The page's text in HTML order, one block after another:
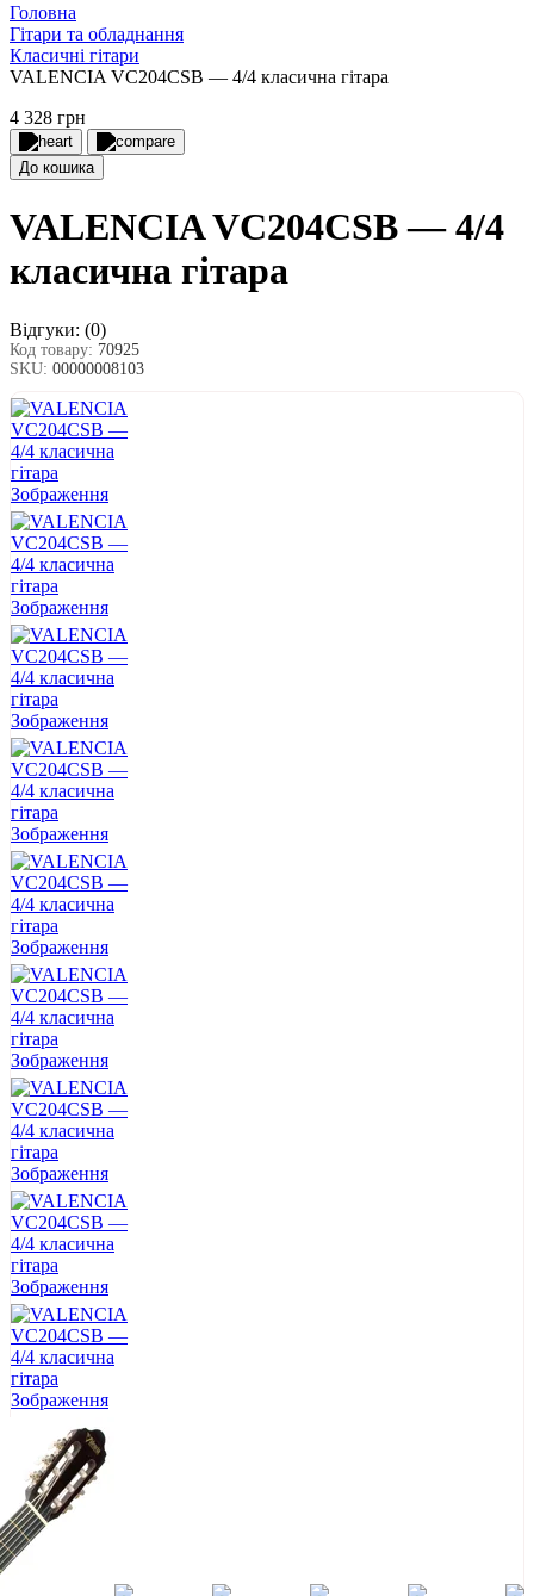
Головна
Гітари та обладнання
Класичні гітари
VALENCIA VC204CSB — 4/4 класична гітара
4 328 грн
До кошика
VALENCIA VC204CSB — 4/4
класична гітара
Відгуки: (0)
Код товару: 70925
SKU: 00000008103